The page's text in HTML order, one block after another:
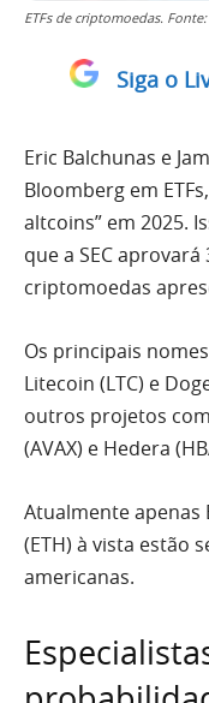
ETFs de criptomoedas.
Siga o
Eric Balchunas e
Bloomberg em
altcoins” em 2025.
que a SEC
criptomoedas
Os principais nomes
Litecoin (LTC) e
outros projetos
(AVAX) e Hedera
Atualmente apenas
(ETH) à vista estão
americanas.